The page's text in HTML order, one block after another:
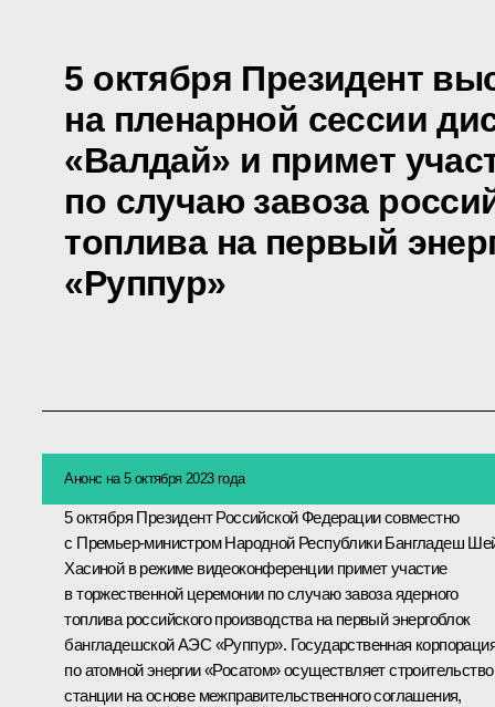
5 октября Президент
на пленарной сессии
«Валдай» и примет
по случаю завоза
топлива на первый
«Руппур»
Анонс на 5 октября 2023 года
5 октября Президент Российской Федерации совместно
с Премьер-министром Народной Республики Бангладеш
Хасинойв режиме видеоконференции примет участие
в торжественной церемонии по случаю завоза ядерного
топлива российского производства на первый энергоблок
бангладешской АЭС «Руппур». Государственная
по атомной энергии «Росатом» осуществляет строительство
станции на основе межправительственного соглашения,